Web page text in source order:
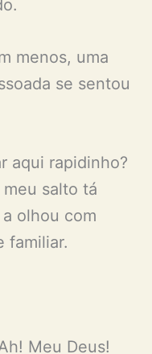
menos, uma
se sentou
aqui rapidinho?
salto tá
olhou com
familiar.
Meu Deus!